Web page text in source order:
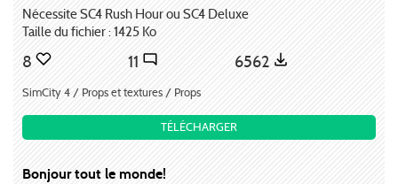
Nécessite SC4 Rush Hour ou SC4 Deluxe
Taille du fichier : 1425 Ko
8 11 6562
SimCity 4 / Props et textures / Props
TÉLÉCHARGER
Bonjour tout le monde!